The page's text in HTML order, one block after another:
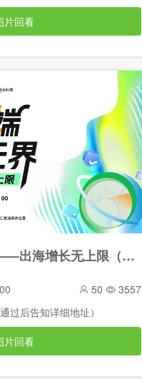
片回看
盾守云端 支付无界——出海增长无上限（2026-06-04）
50
3557
过后告知详细地址）
片回看